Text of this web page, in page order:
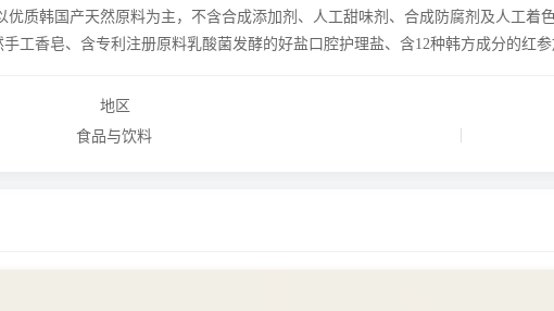
优质韩国产天然原料为主，不含合成添加剂、人工甜味剂、合成防腐剂及人工
工香皂、含专利注册原料乳酸菌发酵的好盐口腔护理盐、含12种韩方成分的红
地区
食品与饮料